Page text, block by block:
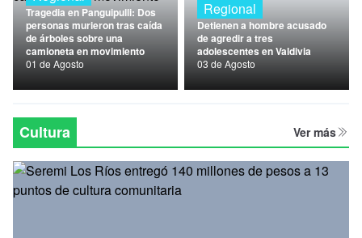
Entrevistas
Nacional
Política
Regional
Tragedia en Panguipulli: Dos
personas murieron tras caída
de árboles sobre una
camioneta en movimiento
01 de Agosto
Regional
Detienen a hombre acusado
de agredir a tres
adolescentes en Valdivia
03 de Agosto
Cultura Ver más